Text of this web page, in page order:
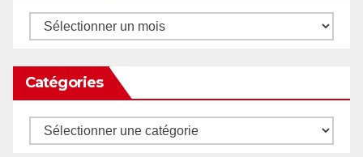
Archives
Catégories
Catégories